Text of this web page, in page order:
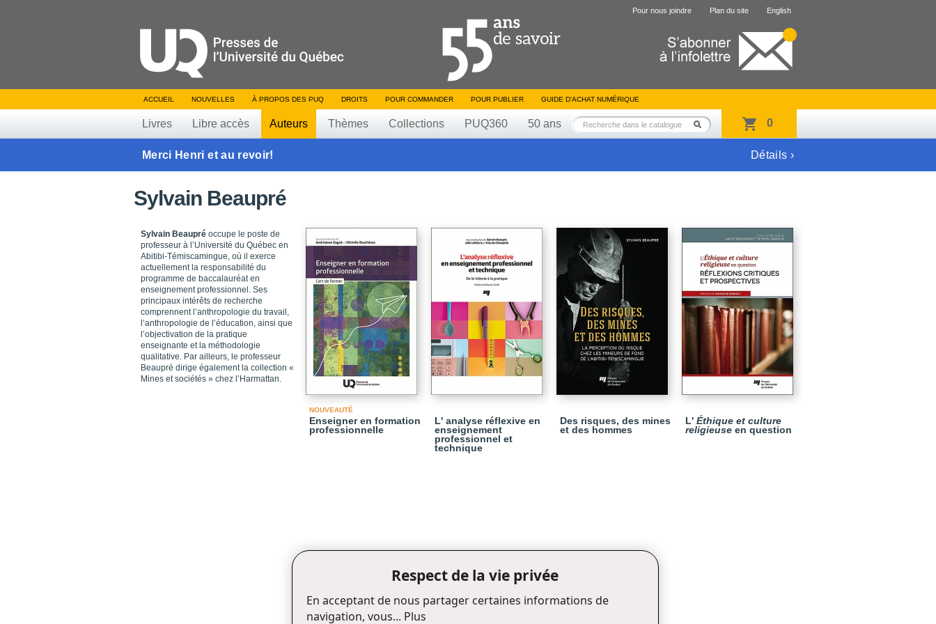
Pour nous joindre Plan du site English
ACCUEIL NOUVELLES À PROPOS DES PUQ DROITS POUR COMMANDER POUR PUBLIER GUIDE D’ACHAT NUMÉRIQUE
Livres Libre accès Auteurs Thèmes Collections PUQ360 50 ans 0
Merci Henri et au revoir! Détails ›
Sylvain Beaupré
Sylvain Beaupré occupe le poste de
professeur à l’Université du Québec en
Abitibi-Témiscamingue, où il exerce
actuellement la responsabilité du
programme de baccalauréat en
enseignement professionnel. Ses
principaux intérêts de recherche
comprennent l’anthropologie du travail,
l’anthropologie de l’éducation, ainsi que
l’objectivation de la pratique
enseignante et la méthodologie
qualitative. Par ailleurs, le professeur
Beaupré dirige également la collection «
Mines et sociétés » chez l’Harmattan.
NOUVEAUTÉ
Enseigner en formation
professionnelle
L' analyse réflexive en
enseignement
professionnel et
technique
Des risques, des mines
et des hommes
L' Éthique et culture
religieuse en question
Respect de la vie privée
En acceptant de nous partager certaines informations de
navigation, vous... Plus